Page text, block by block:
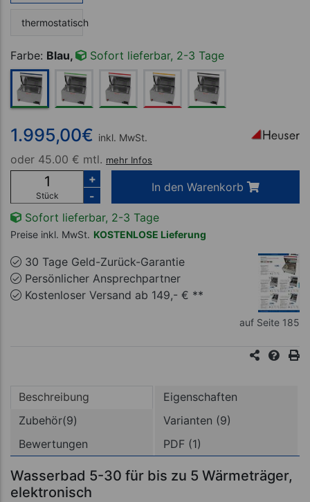
thermostatisch
Farbe: Blau, Sofort lieferbar, 2-3 Tage
1.995,00€ inkl. MwSt.
oder 45.00 € mtl. mehr Infos
Stück
+
-
In den Warenkorb
Sofort lieferbar, 2-3 Tage
Preise inkl. MwSt. KOSTENLOSE Lieferung
30 Tage Geld-Zurück-Garantie
Persönlicher Ansprechpartner
Kostenloser Versand ab 149,- € **
auf Seite 185
Beschreibung
Eigenschaften
Zubehör(9)
Varianten (9)
Bewertungen
PDF (1)
Wasserbad 5-30 für bis zu 5 Wärmeträger,
elektronisch